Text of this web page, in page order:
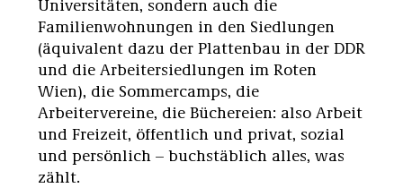
Universitäten, sondern auch die
Familienwohnungen in den Siedlungen
(äquivalent dazu der Plattenbau in der DDR
und die Arbeitersiedlungen im Roten
Wien), die Sommercamps, die
Arbeitervereine, die Büchereien: also Arbeit
und Freizeit, öffentlich und privat, sozial
und persönlich – buchstäblich alles, was
zählt.